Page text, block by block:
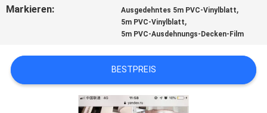
BITTE UM
ANGEBOT
Markieren: Ausgedehntes 5m PVC-Vinylblatt,
5m PVC-Vinylblatt,
5m PVC-Ausdehnungs-Decken-Film
BESTPREIS